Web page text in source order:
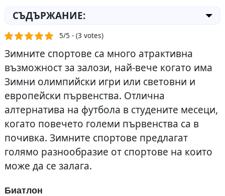
СЪДЪРЖАНИЕ:
5/5 - (3 votes)
Зимните спортове са много атрактивна
възможност за залози, най-вече когато има
Зимни олимпийски игри или световни и
европейски първенства. Отлична
алтернатива на футбола в студените месеци,
когато повечето големи първенства са в
почивка. Зимните спортове предлагат
голямо разнообразие от спортове на които
може да се залага.
Биатлон